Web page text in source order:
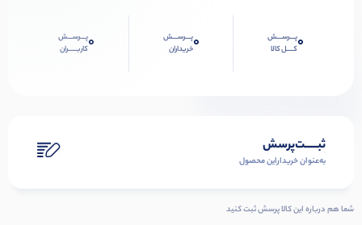
0پـــرســـش
کــــل کالا
0پـــرســـش
خریداران
0پـــرســـش
کاربـــــران
ثبـــــت‌پرسش
به‌عنوان ‌خریدار‌این‌ محصول
شما هم درباره این کالا پرسش ثبت کنید